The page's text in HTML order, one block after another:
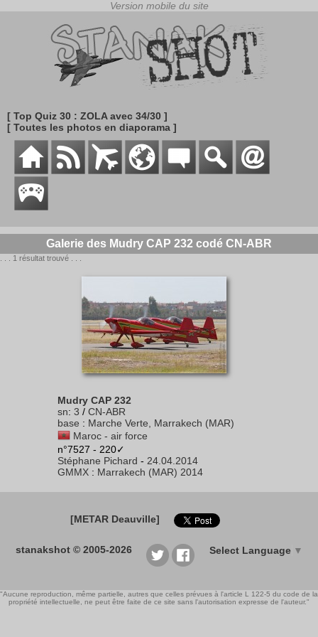
[ Top Quiz 30 : ZOLA avec 34/30 ]
[ Toutes les photos en diaporama ]
Galerie des Mudry CAP 232 codé CN-ABR
. . . 1 résultat trouvé . . .
Mudry CAP 232
sn: 3 / CN-ABR
base : Marche Verte, Marrakech (MAR)
Maroc - air force
n°7527 - 220✓
Stéphane Pichard - 24.04.2014
GMMX : Marrakech (MAR) 2014
[METAR Deauville]
stanakshot © 2005-2026 Select Language ▼
"Aucune reproduction, même partielle, autres que celles prévues à l'article L 122-5 du code de la
propriété intellectuelle, ne peut être faite de ce site sans l'autorisation expresse de l'auteur."